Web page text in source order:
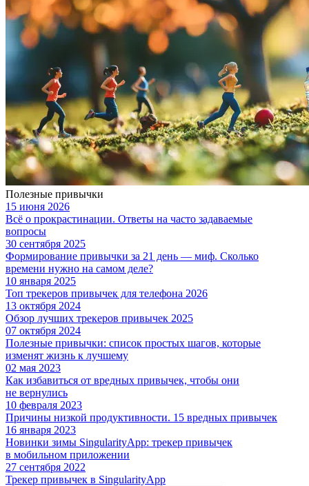
Полезные привычки
15 июня 2026
Всё о прокрастинации. Ответы на часто задаваемые
вопросы
30 сентября 2025
Формирование привычки за 21 день — миф. Сколько
времени нужно на самом деле?
10 января 2025
Топ трекеров привычек для телефона 2026
13 октября 2024
Обзор лучших трекеров привычек 2025
07 октября 2024
Полезные привычки: список простых шагов, которые
изменят жизнь к лучшему
02 мая 2023
Как избавиться от вредных привычек, чтобы они
не вернулись
10 февраля 2023
Причины низкой продуктивности. 15 вредных привычек
16 января 2023
Новинки зимы SingularityApp: трекер привычек
в мобильном приложении
27 сентября 2022
Трекер привычек в SingularityApp